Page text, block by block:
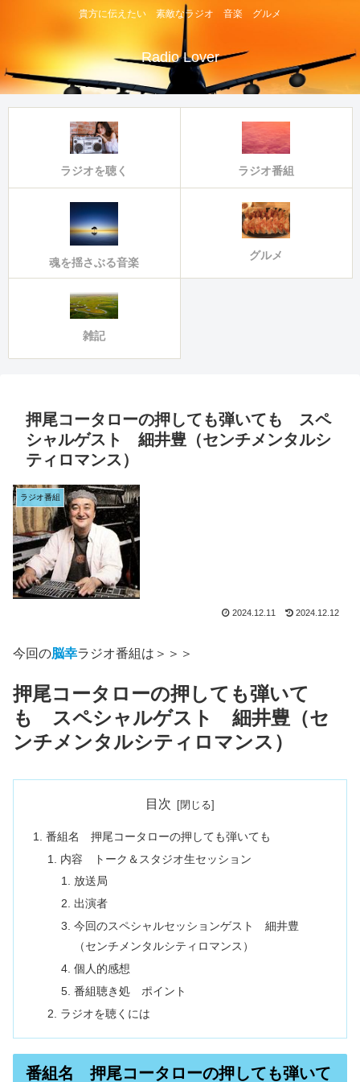
貴方に伝えたい 素敵なラジオ 音楽 グルメ
Radio Lover
ラジオを聴く ラジオ番組
魂を揺さぶる音楽
グルメ
雑記
押尾コータローの押しても弾いても スペ
シャルゲスト 細井豊（センチメンタルシ
ティロマンス）
ラジオ番組
2024.12.11 2024.12.12
今回の脳幸ラジオ番組は＞＞＞
押尾コータローの押しても弾いて
も スペシャルゲスト 細井豊（セ
ンチメンタルシティロマンス）
目次
番組名 押尾コータローの押しても弾いても
内容 トーク＆スタジオ生セッション
放送局
出演者
今回のスペシャルセッションゲスト 細井豊
（センチメンタルシティロマンス）
個人的感想
番組聴き処 ポイント
ラジオを聴くには
番組名 押尾コータローの押しても弾いて